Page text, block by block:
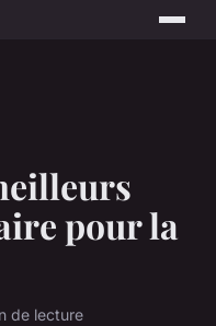
pour la
de lecture